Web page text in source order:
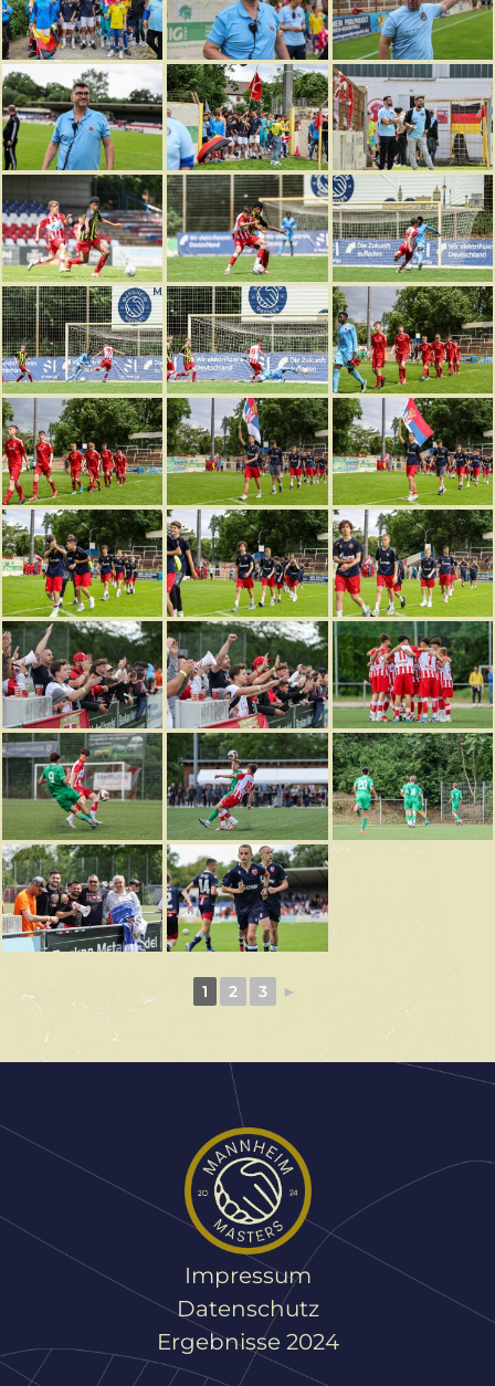
1 2 3 ►
Impressum
Datenschutz
Ergebnisse 2024